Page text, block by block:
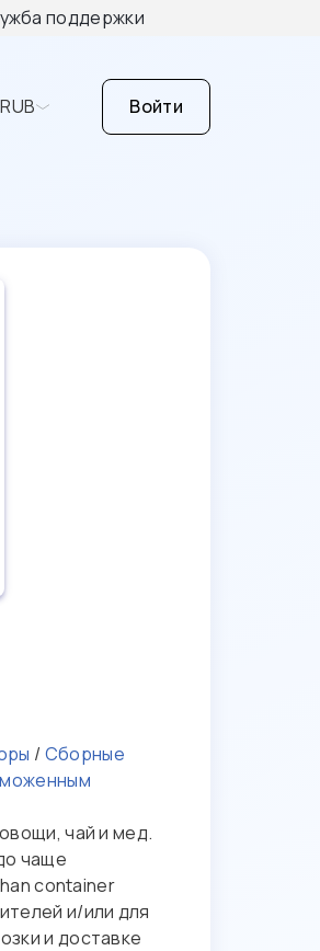
поддержки
RUB Войти
/ Сборные
чай и мед.
чаще
container
и/или для
и доставке